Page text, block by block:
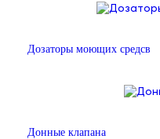
Дозаторы моющих средсв
Донные клапана